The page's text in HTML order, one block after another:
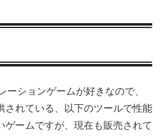
ーションゲームが好きなので、
されている、以下のツールで性能
ゲームですが、現在も販売されて